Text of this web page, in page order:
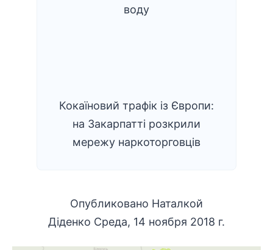
воду
Кокаїновий трафік із Європи:
на Закарпатті розкрили
мережу наркоторговців
Опубликовано Наталкой
Діденко Cреда, 14 ноября 2018 г.